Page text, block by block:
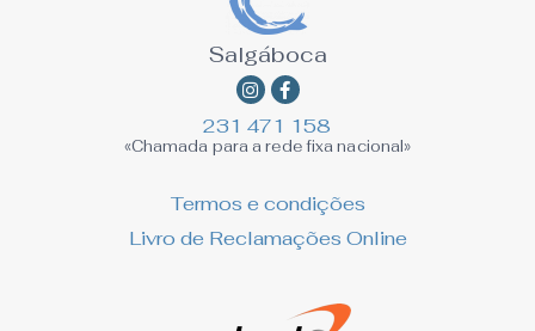
Termos e condições
Livro de Reclamações Online
Salgáboca
Instagram
Facebook-
f
231 471 158
«Chamada para a rede fixa nacional»